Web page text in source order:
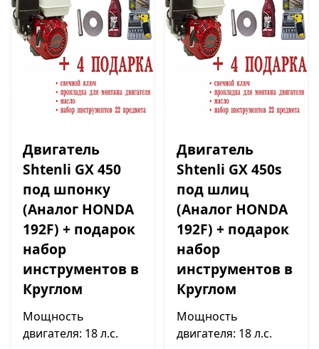
Двигатель
Shtenli GX 450
под шпонку
(Аналог HONDA
192F) + подарок
набор
инструментов в
Круглом
Мощность
двигателя: 18 л.с.
Двигатель
Shtenli GX 450s
под шлиц
(Аналог HONDA
192F) + подарок
набор
инструментов в
Круглом
Мощность
двигателя: 18 л.с.